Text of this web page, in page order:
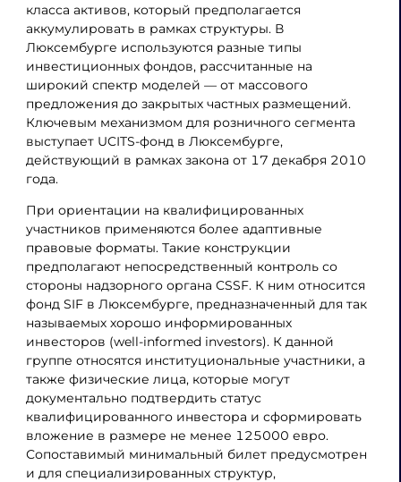
класса активов, который предполагается
аккумулировать в рамках структуры. В
Люксембурге используются разные типы
инвестиционных фондов, рассчитанные на
широкий спектр моделей — от массового
предложения до закрытых частных размещений.
Ключевым механизмом для розничного сегмента
выступает UCITS-фонд в Люксембурге,
действующий в рамках закона от 17 декабря 2010
года.
При ориентации на квалифицированных
участников применяются более адаптивные
правовые форматы. Такие конструкции
предполагают непосредственный контроль со
стороны надзорного органа CSSF. К ним относится
фонд SIF в Люксембурге, предназначенный для так
называемых хорошо информированных
инвесторов (well-informed investors). К данной
группе относятся институциональные участники, а
также физические лица, которые могут
документально подтвердить статус
квалифицированного инвестора и сформировать
вложение в размере не менее 125000 евро.
Сопоставимый минимальный билет предусмотрен
и для специализированных структур,